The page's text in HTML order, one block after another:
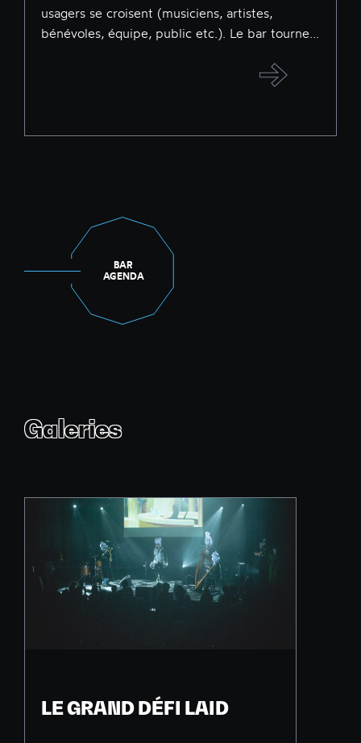
usagers se croisent (musiciens, artistes,
bénévoles, équipe, public etc.). Le bar tourne...
BAR
AGENDA
Galeries
LE GRAND DÉFI LAID